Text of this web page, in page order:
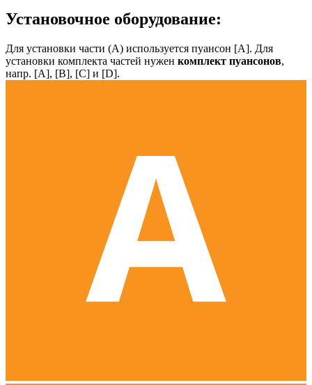
Установочное оборудование:
Для установки части (А) используется пуансон [А]. Для
установки комплекта частей нужен комплект пуансонов,
напр. [А], [B], [С] и [D].